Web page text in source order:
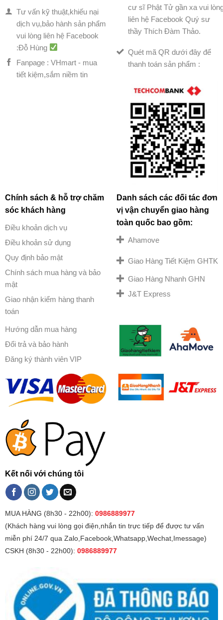
Tư vấn kỹ thuật,khiếu nại
dịch vụ,bảo hành sản phẩm
vui lòng liên hệ Facebook
:Đỗ Hùng
Fanpage : VHmart - mua
tiết kiệm,sắm niềm tin
cư sĩ Phật Tử gần xa vui
liên hệ Facebook Quý sư
thầy Thích Đàm Thảo.
Quét mã QR dưới đây để
thanh toán sản phẩm :
Chính sách & hỗ trợ chăm
sóc khách hàng
Điều khoản dịch vụ
Điều khoản sử dụng
Quy định bảo mật
Chính sách mua hàng và bảo
mật
Giao nhận kiểm hàng thanh
toán
Hướng dẫn mua hàng
Đổi trả và bảo hành
Đăng ký thành viên VIP
Danh sách các đối tác đơn
vị vận chuyển giao hàng
toàn quốc bao gồm:
Ahamove
Giao Hàng Tiết Kiệm GHTK
Giao Hàng Nhanh GHN
J&T Express
Kết nối với chúng tôi
MUA HÀNG (8h30 - 22h00): 0986889977
(Khách hàng vui lòng gọi điện,nhắn tin trực tiếp để được tư vấn
miễn phí 24/7 qua Zalo,Facebook,Whatsapp,Wechat,Imessage)
CSKH (8h30 - 22h00): 0986889977